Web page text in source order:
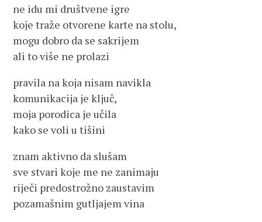
ne idu mi društvene igre
koje traže otvorene karte na stolu,
mogu dobro da se sakrijem
ali to više ne prolazi
pravila na koja nisam navikla
komunikacija je ključ,
moja porodica je učila
kako se voli u tišini
znam aktivno da slušam
sve stvari koje me ne zanimaju
riječi predostrožno zaustavim
pozamašnim gutljajem vina